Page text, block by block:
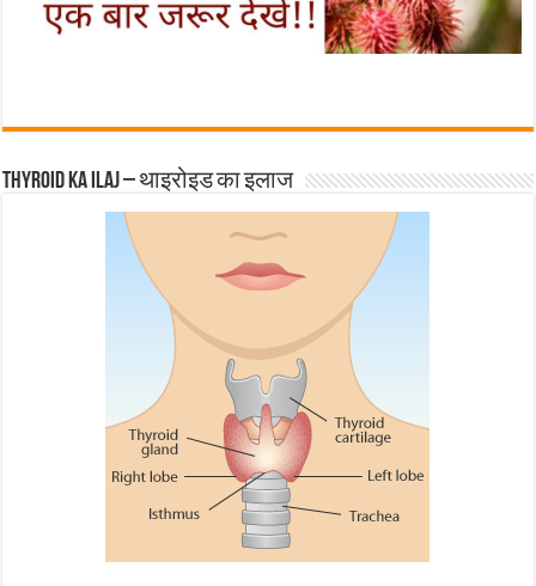
Thyroid ka ilaj – थाइरोइड का इलाज